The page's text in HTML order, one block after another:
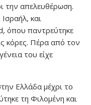
την απελευθέρωση.
και
όπου παντρεύτηκε
κόρες. Πέρα από τον
του είχε
Ελλάδα μέχρι το
τη Φιλομένη και